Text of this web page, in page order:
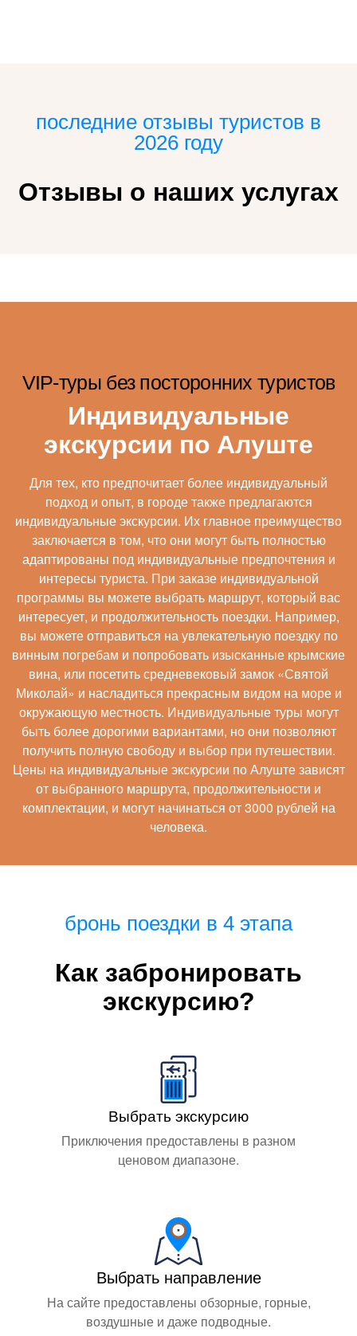
последние отзывы туристов в
2026 году
Отзывы о наших услугах
VIP-туры без посторонних туристов
Индивидуальные
экскурсии по Алуште
Для тех, кто предпочитает более индивидуальный
подход и опыт, в городе также предлагаются
индивидуальные экскурсии. Их главное преимущество
заключается в том, что они могут быть полностью
адаптированы под индивидуальные предпочтения и
интересы туриста. При заказе индивидуальной
программы вы можете выбрать маршрут, который вас
интересует, и продолжительность поездки. Например,
вы можете отправиться на увлекательную поездку по
винным погребам и попробовать изысканные крымские
вина, или посетить средневековый замок «Святой
Миколай» и насладиться прекрасным видом на море и
окружающую местность. Индивидуальные туры могут
быть более дорогими вариантами, но они позволяют
получить полную свободу и выбор при путешествии.
Цены на индивидуальные экскурсии по Алуште зависят
от выбранного маршрута, продолжительности и
комплектации, и могут начинаться от 3000 рублей на
человека.
бронь поездки в 4 этапа
Как забронировать
экскурсию?
Выбрать экскурсию
Приключения предоставлены в разном
ценовом диапазоне.
Выбрать направление
На сайте предоставлены обзорные, горные,
воздушные и даже подводные.